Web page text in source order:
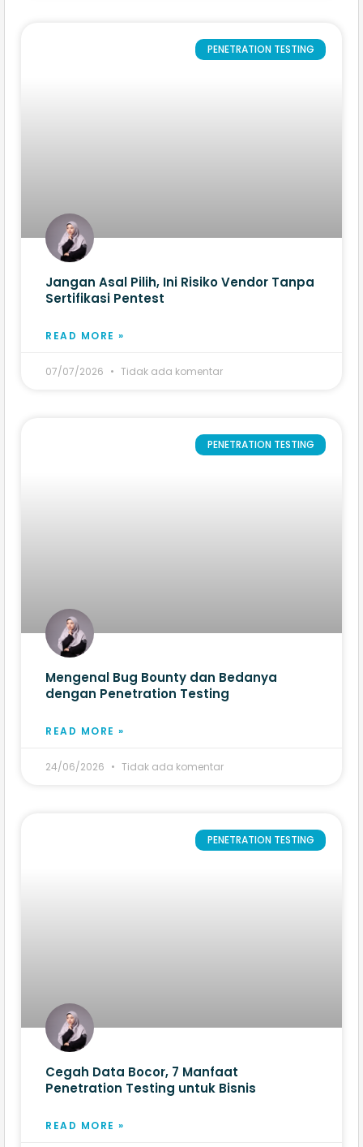
PENETRATION TESTING
Jangan Asal Pilih, Ini Risiko Vendor Tanpa
Sertifikasi Pentest
READ MORE »
07/07/2026 Tidak ada komentar
PENETRATION TESTING
Mengenal Bug Bounty dan Bedanya
dengan Penetration Testing
READ MORE »
24/06/2026 Tidak ada komentar
PENETRATION TESTING
Cegah Data Bocor, 7 Manfaat
Penetration Testing untuk Bisnis
READ MORE »